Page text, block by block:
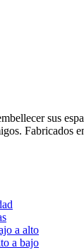
sus
Fabricados
a alto
a bajo